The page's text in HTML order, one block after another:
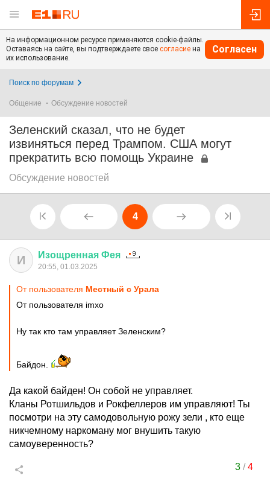
На информационном ресурсе применяются cookie-файлы.
Оставаясь на сайте, вы подтверждаете свое согласие на
их использование.
Согласен
Поиск по форумам
Общение Обсуждение новостей
Зеленский сказал, что не будет
извиняться перед Трампом. США могут
прекратить всю помощь Украине
Обсуждение новостей
4
И Изощренная Фея
20:55, 01.03.2025
От пользователя Местный с Урала
От пользователя imxo
Ну так кто там управляет Зеленским?
Байдон.
Да какой байден! Он собой не управляет.
Кланы Ротшильдов и Рокфеллеров им управляют! Ты
посмотри на эту самодовольную рожу зели , кто еще
никчемному наркоману мог внушить такую
самоуверенность?
3/4